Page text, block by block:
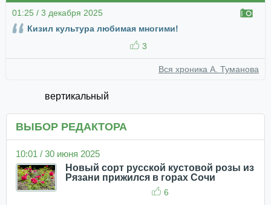
01:25 / 3 декабря 2025
Кизил культура любимая многими!
3
Вся хроника А. Туманова
вертикальный
ВЫБОР РЕДАКТОРА
10:01 / 30 июня 2025
Новый сорт русской кустовой розы из
Рязани прижился в горах Сочи
6